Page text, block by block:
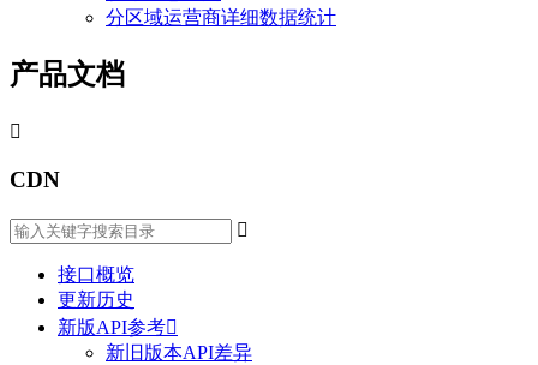
分区域运营商详细数据统计
产品文档

CDN

接口概览
更新历史
新版API参考
新旧版本API差异